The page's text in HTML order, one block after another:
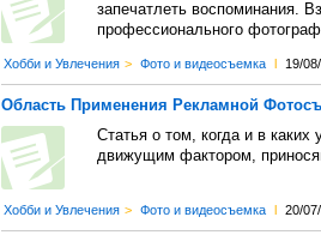
запечатлеть воспоминания.
профессионального
Хобби и Увлечения > Фото и видеосъемка l 19/
Область Применения Рекламной
Статья о том, когда и в
движущим фактором,
Хобби и Увлечения > Фото и видеосъемка l 20/